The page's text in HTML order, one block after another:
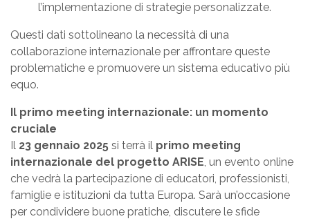
l’implementazione di strategie personalizzate.
Questi dati sottolineano la necessità di una
collaborazione internazionale per affrontare queste
problematiche e promuovere un sistema educativo più
equo.
Il primo meeting internazionale: un momento
cruciale
Il 23 gennaio 2025 si terrà il primo meeting
internazionale del progetto ARISE, un evento online
che vedrà la partecipazione di educatori, professionisti,
famiglie e istituzioni da tutta Europa. Sarà un’occasione
per condividere buone pratiche, discutere le sfide